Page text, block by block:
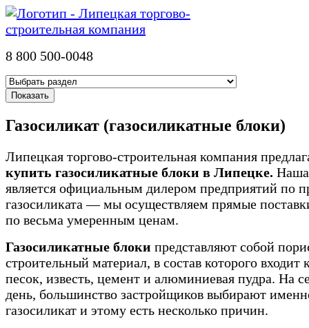
8 800 500-0048
Газосиликат (газосиликатные блоки)
Липецкая торгово-строительная компания
купить газосиликатные блоки в Липецке.
является официальным дилером предприятий по
газосиликата — мы осуществляем прямые
по весьма умеренным ценам.
Газосиликатные блоки представляют собой
строительный материал, в состав которого входит
песок, известь, цемент и алюминиевая пудра. На
день, большинство застройщиков выбирают
газосиликат и этому есть несколько причин.